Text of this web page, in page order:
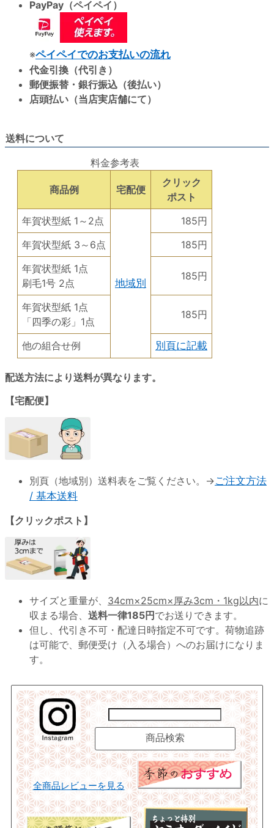
PayPay（ペイペイ）
※ペイペイでのお支払いの流れ
代金引換（代引き）
郵便振替・銀行振込（後払い）
店頭払い（当店実店舗にて）
送料について
料金参考表
商品例 宅配便
クリック
ポスト
年賀状型紙 1～2点
地域別
185円
年賀状型紙 3～6点
185円
年賀状型紙 1点
刷毛1号 2点
185円
年賀状型紙 1点
「四季の彩」1点
185円
他の組合せ例 別頁に記載
配送方法により送料が異なります。
【宅配便】
別頁（地域別）送料表をご覧ください。→ご注文方法
/ 基本送料
【クリックポスト】
サイズと重量が、 34cm×25cm×厚み3cm・1kg以内に
収まる場合、 送料一律185円 でお送りできます。
但し、代引き不可・配達日時指定不可です。荷物追跡
は可能で、郵便受け（入る場合）へのお届けになりま
す。
全商品レビューを見る